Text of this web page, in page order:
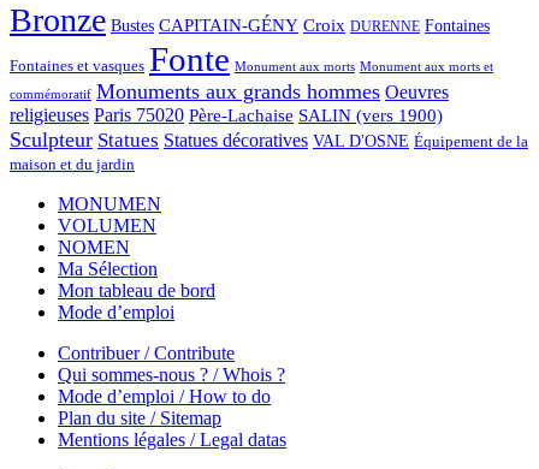
Bronze Bustes CAPITAIN-GÉNY Croix DURENNE Fontaines
Fontaines et vasques Fonte Monument aux morts Monument aux morts et
commémoratif Monuments aux grands hommes Oeuvres
religieuses Paris 75020 Père-Lachaise SALIN (vers 1900)
Sculpteur Statues Statues décoratives VAL D'OSNE Équipement de la
maison et du jardin
MONUMEN
VOLUMEN
NOMEN
Ma Sélection
Mon tableau de bord
Mode d’emploi
Contribuer / Contribute
Qui sommes-nous ? / Whois ?
Mode d’emploi / How to do
Plan du site / Sitemap
Mentions légales / Legal datas